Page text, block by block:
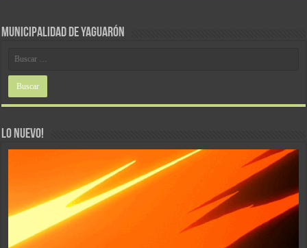
MUNICIPALIDAD DE YAGUARÓN
LO NUEVO!